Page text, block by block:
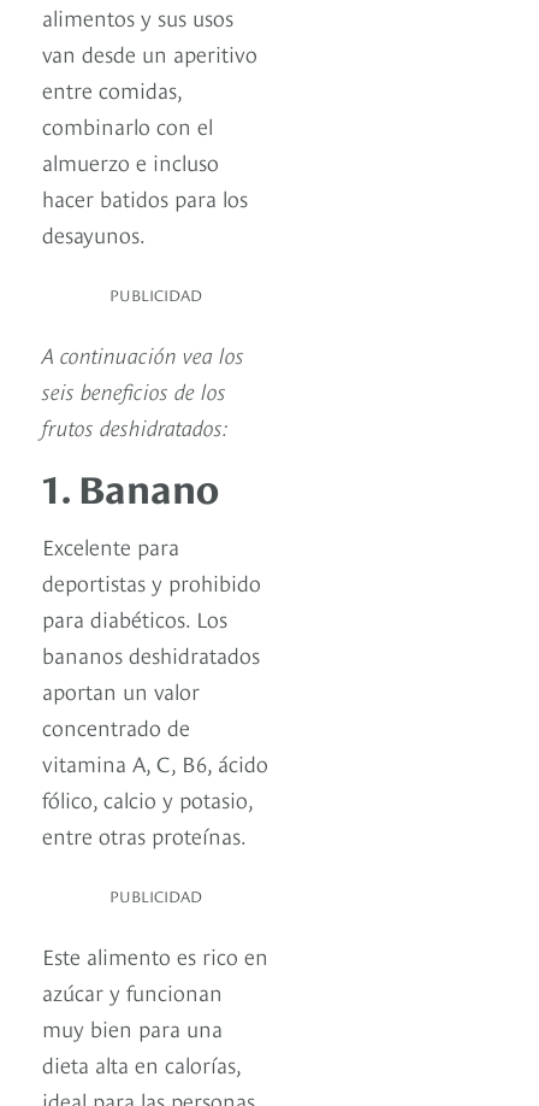
alimentos y sus usos
van desde un aperitivo
entre comidas,
combinarlo con el
almuerzo e incluso
hacer batidos para los
desayunos.
PUBLICIDAD
A continuación vea los
seis beneficios de los
frutos deshidratados:
1. Banano
Excelente para
deportistas y prohibido
para diabéticos. Los
bananos deshidratados
aportan un valor
concentrado de
vitamina A, C, B6, ácido
fólico, calcio y potasio,
entre otras proteínas.
PUBLICIDAD
Este alimento es rico en
azúcar y funcionan
muy bien para una
dieta alta en calorías,
ideal para las personas